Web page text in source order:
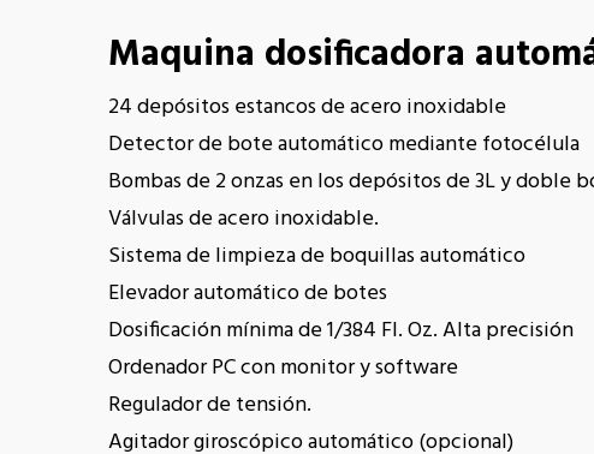
Maquina dosificadora
24 depósitos estancos de acero inoxidable
Detector de bote automático mediante fotocélula
Bombas de 2 onzas en los depósitos de 3L y doble
Válvulas de acero inoxidable.
Sistema de limpieza de boquillas automático
Elevador automático de botes
Dosificación mínima de 1/384 Fl. Oz. Alta precisión
Ordenador PC con monitor y software
Regulador de tensión.
Agitador giroscópico automático (opcional)